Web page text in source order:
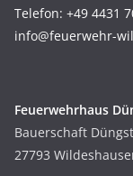
Telefon: +49 4431
info@feuerwehr-
Feuerwehrhaus
Bauerschaft
27793